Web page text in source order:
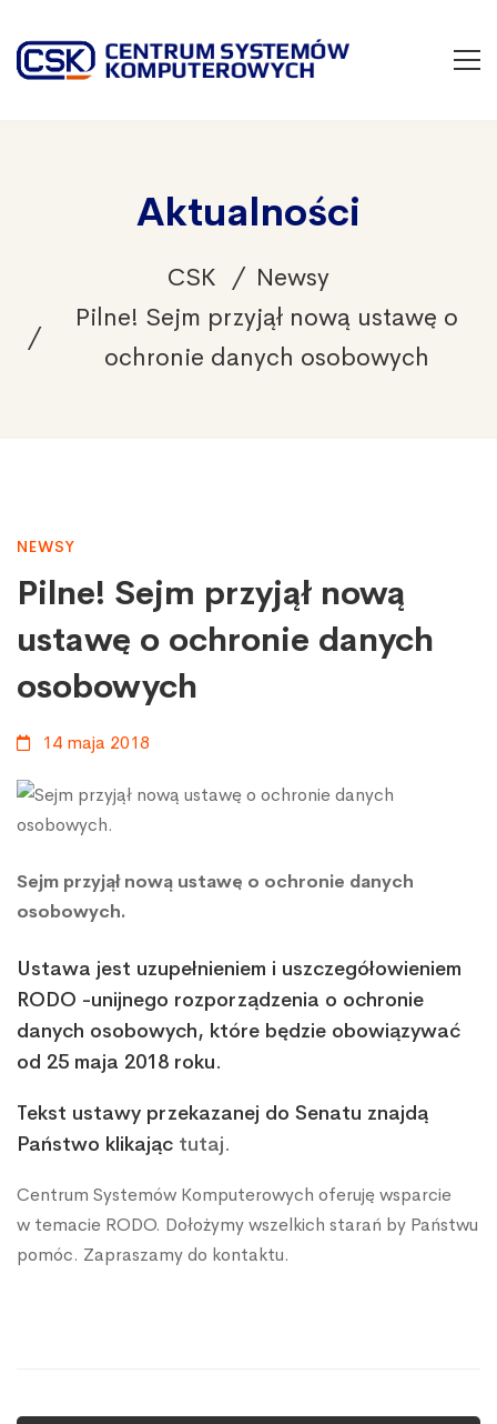
Aktualności
CSK
Newsy
Pilne! Sejm przyjął nową ustawę o
ochronie danych osobowych
Pilne!
Sejm
przyjął
nową
ustawę
o ochronie
danych
osobowych
NEWSY
Pilne! Sejm przyjął nową
ustawę o ochronie danych
osobowych
14 maja 2018
Sejm przyjął nową ustawę o ochronie danych
osobowych.
Ustawa jest uzupełnieniem i uszczegółowieniem
RODO -unijnego rozporządzenia o ochronie
danych osobowych, które będzie obowiązywać
od 25 maja 2018 roku.
Tekst ustawy przekazanej do Senatu znajdą
Państwo klikając tutaj.
Centrum Systemów Komputerowych oferuję wsparcie
w temacie RODO. Dołożymy wszelkich starań by Państwu
pomóc. Zapraszamy do kontaktu.